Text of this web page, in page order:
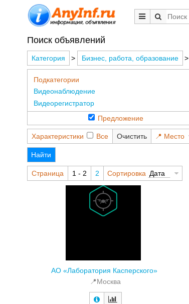
Поиск объявлений
Категория > Бизнес, работа, образование >
Подкатегории
Видеонаблюдение
Видеорегистратор
Предложение
Характеристики Все Очистить Место
Найти
Страница 1 - 2 2 Сортировка Дата
АО «Лаборатория Касперского»
📍Москва